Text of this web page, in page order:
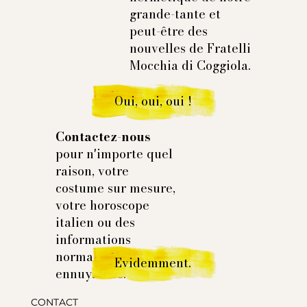
1/2 Ceinture : 44 cm
Longueur des jamber conseillée : 76cm
1/2 Ceinture : 46 cm
1/2 Bas : 24,5 cm
Longueur des jamber conseillée : 77cm
Taille 48 (EU) :
1/2 Ceinture : 48 cm
1/2 Bas : 25 cm
Longueur des jamber conseillée : 78cm
grande-tante et
peut-être des
nouvelles de Fratelli
Mocchia di Coggiola.
Contactez-nous
pour n'importe quel
raison, votre
costume sur mesure,
votre horoscope
italien ou des
informations
normales et
ennuyantes.
Oui, oui, oui !
Evidemment.
CONTACT